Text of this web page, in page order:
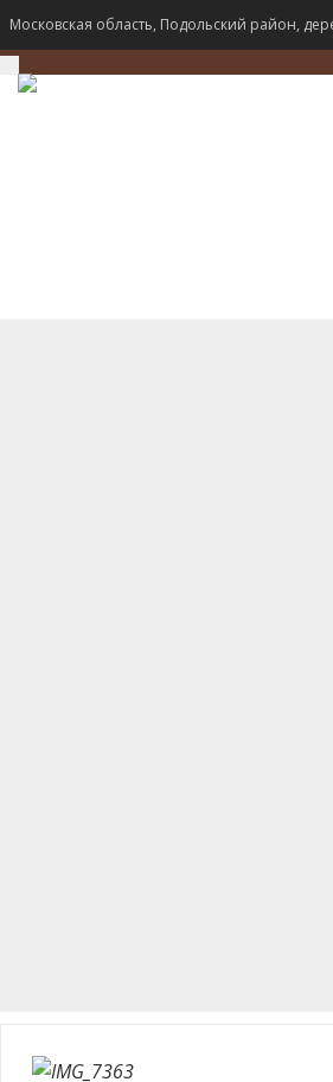
Московская область, Подольский район,
TOGGLE
NAVIGATION